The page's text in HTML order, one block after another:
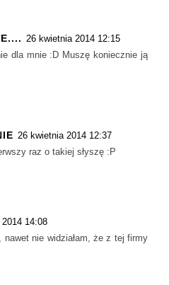
26 kwietnia 2014 12:15
dla mnie :D Muszę koniecznie ją
26 kwietnia 2014 12:37
raz o takiej słyszę :P
14:08
nawet nie widziałam, że z tej firmy